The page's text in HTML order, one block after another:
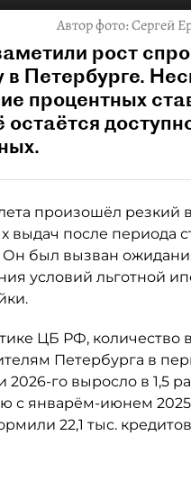
Автор фото:Сергей
рост
в Петербурге.
процентных
остаётся
произошёл резкий
выдач после периода
Он был вызван
условий льготной
ЦБ РФ, количество
Петербурга в
2026-го выросло в 1,5
с январём-июнем
22,1 тыс.